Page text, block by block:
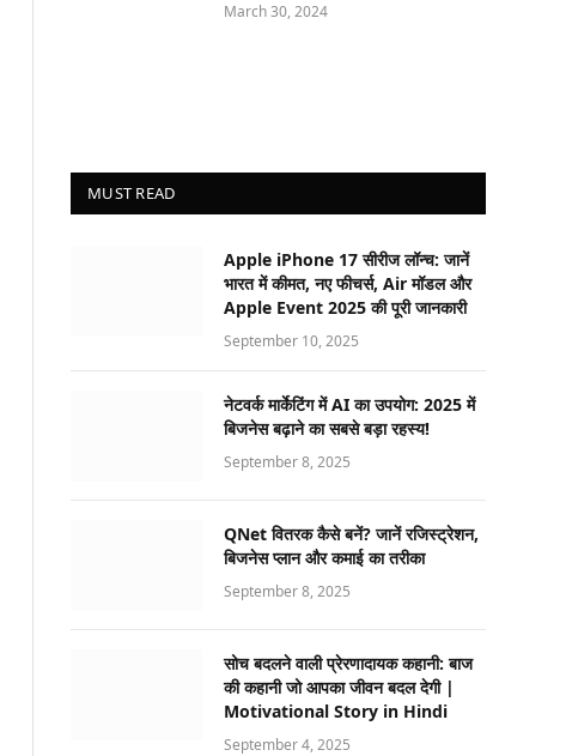
March 30, 2024
MUST READ
Apple iPhone 17 सीरीज लॉन्च: जानें
भारत में कीमत, नए फीचर्स, Air मॉडल और
Apple Event 2025 की पूरी जानकारी
September 10, 2025
नेटवर्क मार्केटिंग में AI का उपयोग: 2025 में
बिजनेस बढ़ाने का सबसे बड़ा रहस्य!
September 8, 2025
QNet वितरक कैसे बनें? जानें रजिस्ट्रेशन,
बिजनेस प्लान और कमाई का तरीका
September 8, 2025
सोच बदलने वाली प्रेरणादायक कहानी: बाज
की कहानी जो आपका जीवन बदल देगी |
Motivational Story in Hindi
September 4, 2025